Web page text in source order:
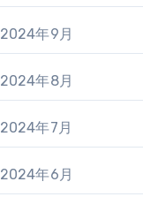
2024年9月
2024年8月
2024年7月
2024年6月